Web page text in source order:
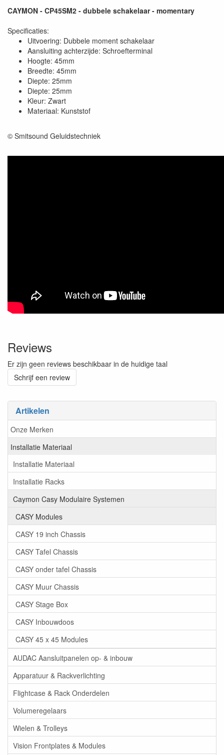
Artikelen
Onze Merken
Installatie Materiaal
Installatie Materiaal
Installatie Racks
Caymon Casy Modulaire Systemen
CASY Modules
CASY 19 inch Chassis
CASY Tafel Chassis
CASY onder tafel Chassis
CASY Muur Chassis
CASY Stage Box
CASY Inbouwdoos
CASY 45 x 45 Modules
AUDAC Aansluitpanelen op- & inbouw
Apparatuur & Rackverlichting
Flightcase & Rack Onderdelen
Volumeregelaars
Wielen & Trolleys
Vision Frontplates & Modules
CAYMON - CP45SM2 - dubbele schakelaar - momentary
Specificaties:
Uitvoering: Dubbele moment schakelaar
Aansluiting achterzijde: Schroefterminal
Hoogte: 45mm
Breedte: 45mm
Diepte: 25mm
Diepte: 25mm
Kleur: Zwart
Materiaal: Kunststof
© Smitsound Geluidstechniek
Reviews
Er zijn geen reviews beschikbaar in de huidige taal
Schrijf een review